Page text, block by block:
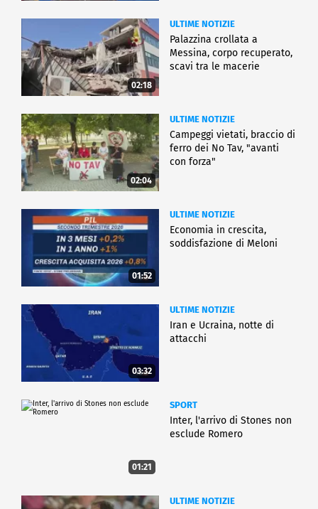
02:18
ULTIME NOTIZIE
Palazzina crollata a
Messina, corpo recuperato,
scavi tra le macerie
02:04
ULTIME NOTIZIE
Campeggi vietati, braccio di
ferro dei No Tav, "avanti
con forza"
01:52
ULTIME NOTIZIE
Economia in crescita,
soddisfazione di Meloni
03:32
ULTIME NOTIZIE
Iran e Ucraina, notte di
attacchi
01:21
SPORT
Inter, l'arrivo di Stones non
esclude Romero
ULTIME NOTIZIE